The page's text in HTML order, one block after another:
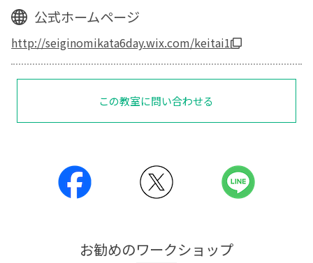
公式ホームページ
http://seiginomikata6day.wix.com/keitai1
この教室に問い合わせる
お勧めのワークショップ